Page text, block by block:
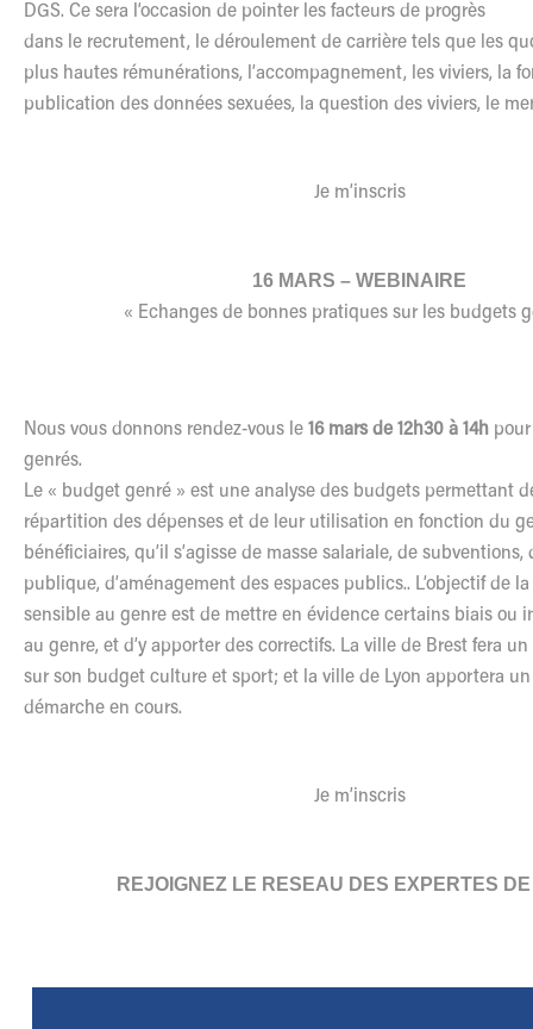
DGS. Ce sera ‘occasion de pointer les facteurs de progrès
dans le recrutement, le déroulement de carrière tels que les
plus hautes rémunérations, ’accompagnement, les viviers, la
publication des données sexuées, la question des viviers, le
Je m’inscris
16 MARS – WEBINAIRE
« Echanges de bonnes pratiques sur les budgets
Nous vous donnons rendez-vous le 16 mars de 12h30 à 14h
genrés.
Le « budget genré » est une analyse des budgets permettant
répartition des dépenses et de leur utilisation en fonction du
bénéficiaires, qu’il s’agisse de masse salariale, de
publique, d’aménagement des espaces publics.. L’objectif de
sensible au genre est de mettre en évidence certains biais ou
au genre, et d’y apporter des correctifs. La ville de Brest fera un
sur son budget culture et sport; et la ville de Lyon apportera
démarche en cours.
Je m’inscris
REJOIGNEZ LE RESEAU DES EXPERTES